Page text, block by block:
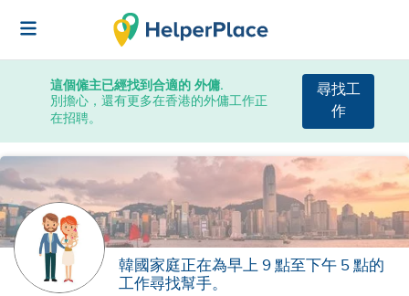
這個僱主已經找到合適的 外傭.
別擔心，還有更多在香港的外傭工作正
在招聘。
尋找工
作
韓國家庭正在為早上 9 點至下午 5 點的
工作尋找幫手。